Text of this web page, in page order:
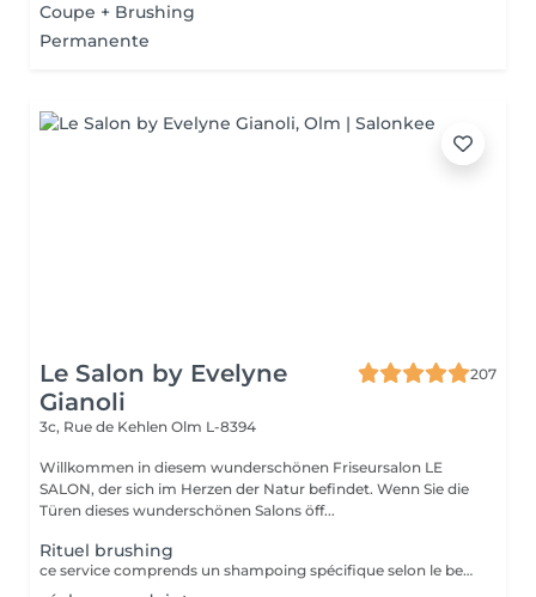
Coupe + Brushing
Permanente
Le Salon by Evelyne
Gianoli
207
3c, Rue de Kehlen Olm L-8394
Willkommen in diesem wunderschönen Friseursalon LE
SALON, der sich im Herzen der Natur befindet. Wenn Sie die
Türen dieses wunderschönen Salons öff...
Rituel brushing
ce service comprends un shampoing spécifique selon le besoin de votre cheveu et votre cuir chevelu * le soin ou masque n est pas compris